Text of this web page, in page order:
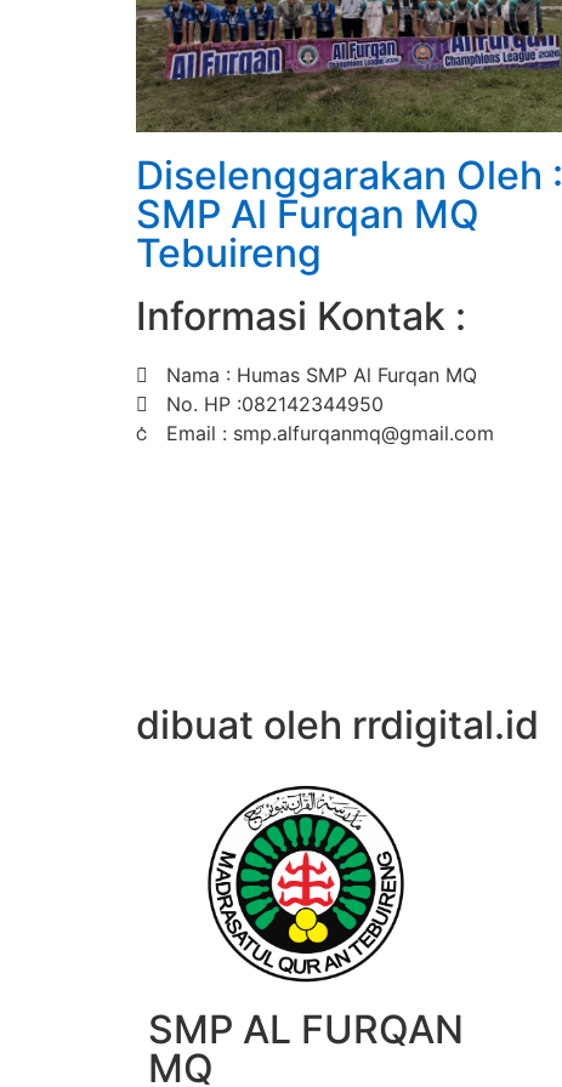
Diselenggarakan Oleh :
SMP Al Furqan MQ
Tebuireng
Informasi Kontak :
Nama : Humas SMP Al Furqan MQ
No. HP :082142344950
Email : smp.alfurqanmq@gmail.com
dibuat oleh rrdigital.id
SMP AL FURQAN
MQ